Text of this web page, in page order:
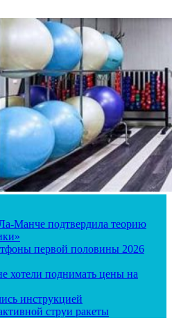
Манче подтвердила теорию
первой половины 2026
хотели поднимать цены на
инструкцией
струи ракеты